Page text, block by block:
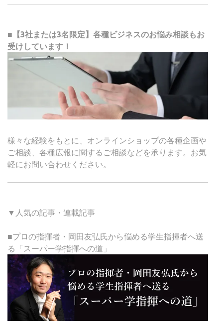
■【3社または3名限定】各種ビジネスのお悩み相談もお
受けしています！
様々な経験をもとに、オンラインショップの各種企画や
ご相談、各種広報に関するご相談などを承ります。お気
軽にお問い合わせください。
▼人気の記事・連載記事
■プロの指揮者・岡田友弘氏から悩める学生指揮者へ送
る「スーパー学指揮への道」